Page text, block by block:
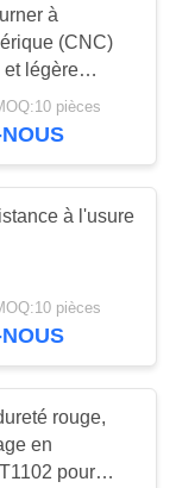
55
à
(CNC)
et légère
super dure
pièces
à l'usure
pièces
rouge,
en
pour